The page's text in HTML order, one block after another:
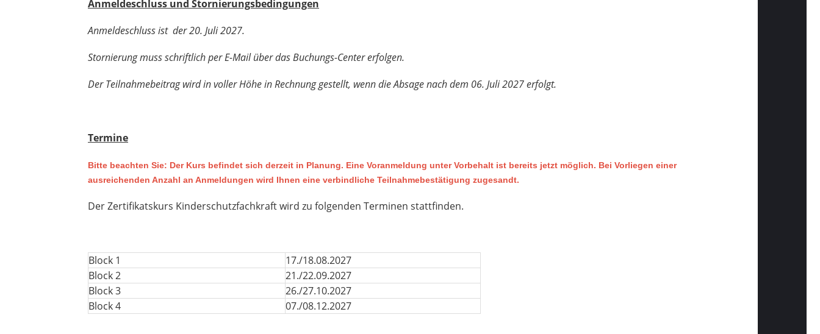
Anmeldeschluss und Stornierungsbedingungen
Anmeldeschlussist der 20. Juli 2027.
Stornierung muss schriftlich per E-Mail über das Buchungs-Center erfolgen.
Der Teilnahmebeitrag wird in voller Höhe in Rechnung gestellt, wenn die Absage nach dem 06. Juli 2027 erfolgt.
Termine
Bitte beachten Sie: Der Kurs befindet sich derzeit in Planung. Eine Voranmeldung unter Vorbehalt ist bereits jetzt möglich. Bei Vorliegen einer
ausreichenden Anzahl an Anmeldungen wird Ihnen eine verbindliche Teilnahmebestätigung zugesandt.
Der Zertifikatskurs Kinderschutzfachkraft wird zu folgenden Terminen stattfinden.
Block 1
17./18.08.2027
Block 2
21./22.09.2027
Block 3
26./27.10.2027
Block 4
07./08.12.2027